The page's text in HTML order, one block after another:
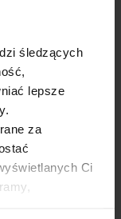
śledzących
lepsze
za
Ci
wybranego
potrzeb
zaledwie